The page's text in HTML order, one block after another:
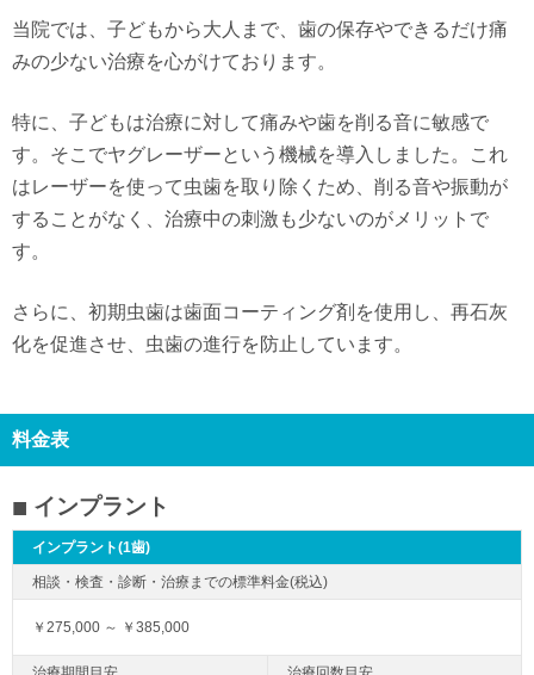
当院では、子どもから大人まで、歯の保存やできるだけ痛
みの少ない治療を心がけております。
特に、子どもは治療に対して痛みや歯を削る音に敏感で
す。そこでヤグレーザーという機械を導入しました。これ
はレーザーを使って虫歯を取り除くため、削る音や振動が
することがなく、治療中の刺激も少ないのがメリットで
す。
さらに、初期虫歯は歯面コーティング剤を使用し、再石灰
化を促進させ、虫歯の進行を防止しています。
料金表
インプラント
インプラント(1歯)
￥275,000 ～ ￥385,000